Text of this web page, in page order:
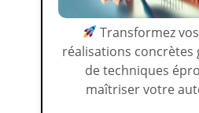
Transformez
réalisations concrètes
de techniques
maîtriser votre